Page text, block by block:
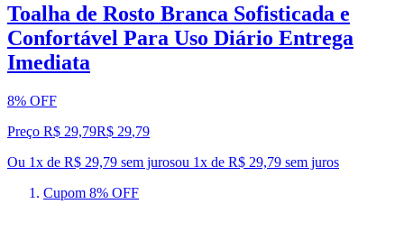
Toalha de Rosto Branca Sofisticada e
Confortável Para Uso Diário Entrega
Imediata
8% OFF
Preço R$ 29,79R$ 29,79
Ou 1x de R$ 29,79 sem jurosou 1x de R$ 29,79 sem juros
Cupom 8% OFF